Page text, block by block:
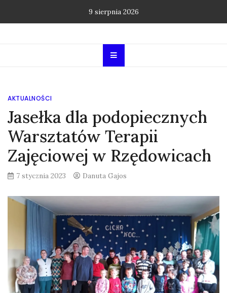
9 sierpnia 2026
AKTUALNOŚCI
Jasełka dla podopiecznych
Warsztatów Terapii
Zajęciowej w Rzędowicach
7 stycznia 2023 Danuta Gajos